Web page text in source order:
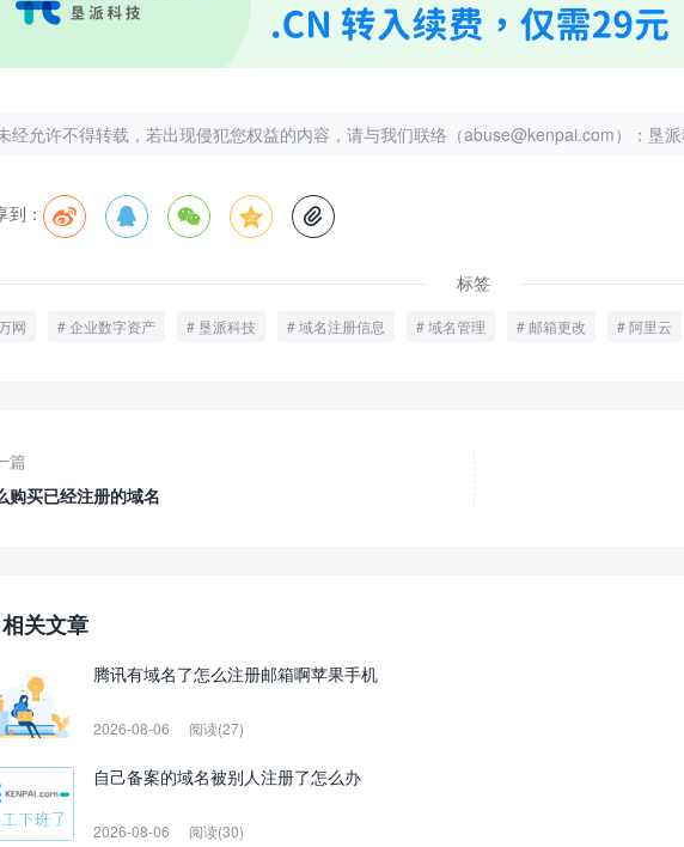
经允许不得转载，若出现侵犯您权益的内容，请与我们联络（abuse@kenpai.com）： 垦
到：     
标签
网 企业数字资产 垦派科技 域名注册信息 域名管理 邮箱更改 阿里云
篇
购买已经注册的域名
相关文章
腾讯有域名了怎么注册邮箱啊苹果手机
2026-08-06 阅读(27)
自己备案的域名被别人注册了怎么办
2026-08-06 阅读(30)